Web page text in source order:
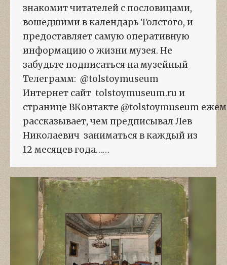
знакомит читателей с пословицами,
вошедшими в календарь Толстого, и
предоставляет самую оперативную
информацию о жизни музея. Не
забудьте подписаться на музейный
Телеграмм: @tolstoymuseum
Интернет сайт tolstoymuseum.ru и
странице ВКонтакте @tolstoymuseum
рассказывает, чем предписывал Лев
Николаевич заниматься в каждый из
12 месяцев года……